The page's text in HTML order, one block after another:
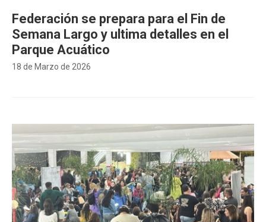
18 de Marzo de 2026
Federación se prepara para el Fin de
Semana Largo y ultima detalles en el
Parque Acuático